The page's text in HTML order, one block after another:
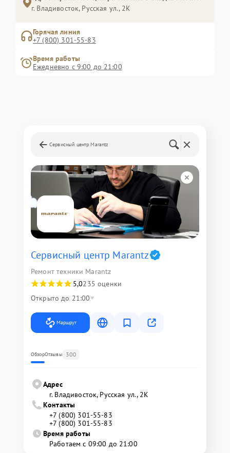
г. Владивосток, Русская ул., 2К
Горячая линия
+7 (800) 301-55-83
Время работы
Ежедневно с 9:00 до 21:00
Сервисный центр Marantz
Сервисный центр Marantz
Ремонт техники Marantz
5,0235 оценки
Открыто до 21:00
Маршрут
ОбзорОтзывы 300
Адрес
г. Владивосток, Русская ул., 2К
Контакты
+7 (800) 301-55-83
+7 (800) 301-55-83
Время работы
Работаем с 09:00 до 21:00